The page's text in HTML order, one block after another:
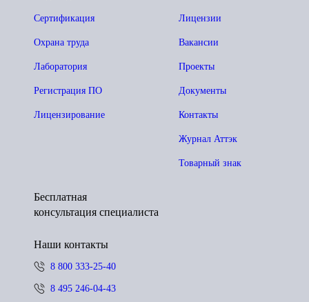
Лицензии
Вакансии
Проекты
Документы
Контакты
Журнал Аттэк
Товарный знак
Сертификация
Охрана труда
Лаборатория
Регистрация ПО
Лицензирование
Бесплатная
консультация специалиста
Наши контакты
8 800 333-25-40
8 495 246-04-43